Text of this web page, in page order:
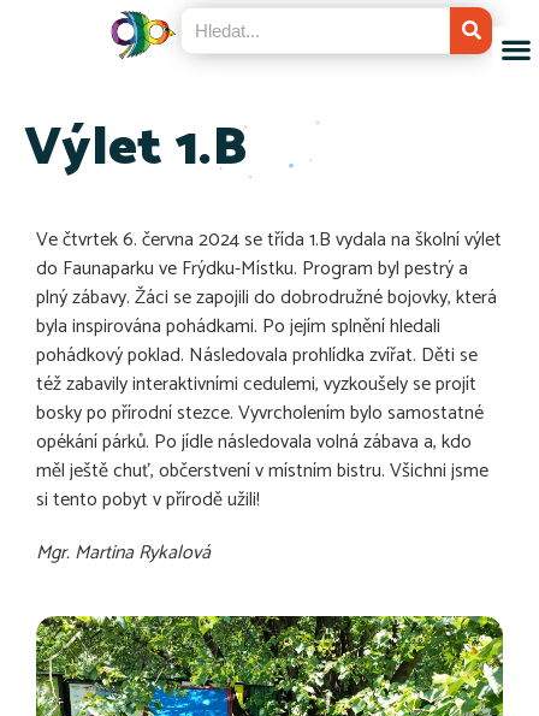
Výlet 1.B
Ve čtvrtek 6. června 2024 se třída 1.B vydala na školní výlet
do Faunaparku ve Frýdku-Místku. Program byl pestrý a
plný zábavy. Žáci se zapojili do dobrodružné bojovky, která
byla inspirována pohádkami. Po jejím splnění hledali
pohádkový poklad. Následovala prohlídka zvířat. Děti se
též zabavily interaktivními cedulemi, vyzkoušely se projít
bosky po přírodní stezce. Vyvrcholením bylo samostatné
opékání párků. Po jídle následovala volná zábava a, kdo
měl ještě chuť, občerstvení v místním bistru. Všichni jsme
si tento pobyt v přírodě užili!
Mgr. Martina Rykalová